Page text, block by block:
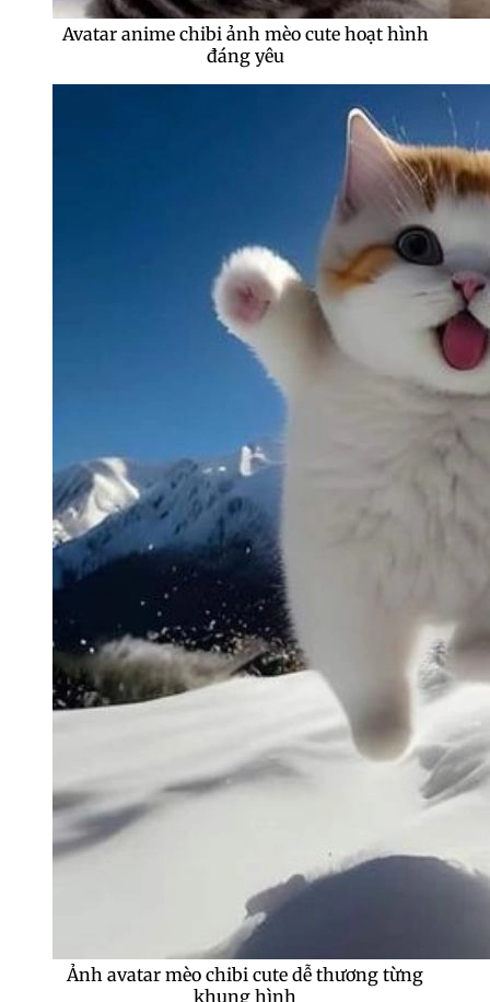
Avatar anime chibi ảnh mèo cute hoạt hình
đáng yêu
Ảnh avatar mèo chibi cute dễ thương từng
khung hình